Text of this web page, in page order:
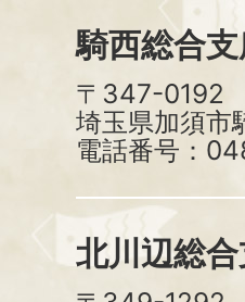
騎西総合
〒347-0192
埼玉県加須市
電話番号：
北川辺総